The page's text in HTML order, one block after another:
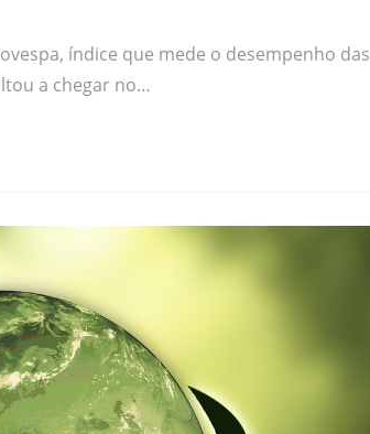
índice que mede o desempenho das
a chegar no…